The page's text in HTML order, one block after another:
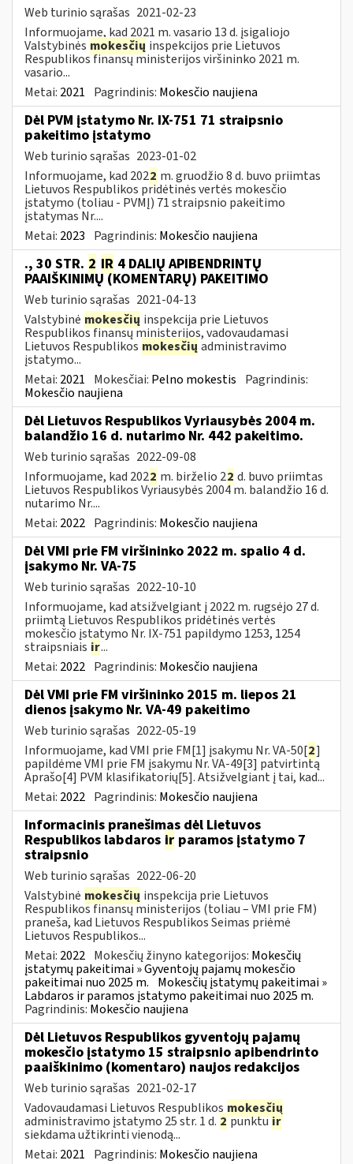
Web turinio sąrašas 2021-02-23
Informuojame, kad 2021 m. vasario 13 d. įsigaliojo
Valstybinės mokesčių inspekcijos prie Lietuvos
Respublikos finansų ministerijos viršininko 2021 m.
vasario...
Metai: 2021 Pagrindinis: Mokesčio naujiena
Dėl PVM įstatymo Nr. IX-751 71 straipsnio
pakeitimo įstatymo
Web turinio sąrašas 2023-01-02
Informuojame, kad 2022 m. gruodžio 8 d. buvo priimtas
Lietuvos Respublikos pridėtinės vertės mokesčio
įstatymo (toliau ­- PVMĮ) 71 straipsnio pakeitimo
įstatymas Nr....
Metai: 2023 Pagrindinis: Mokesčio naujiena
., 30 STR. 2 IR 4 DALIŲ APIBENDRINTŲ
PAAIŠKINIMŲ (KOMENTARŲ) PAKEITIMO
Web turinio sąrašas 2021-04-13
Valstybinė mokesčių inspekcija prie Lietuvos
Respublikos finansų ministerijos, vadovaudamasi
Lietuvos Respublikos mokesčių administravimo
įstatymo...
Metai: 2021 Mokesčiai: Pelno mokestis Pagrindinis:
Mokesčio naujiena
Dėl Lietuvos Respublikos Vyriausybės 2004 m.
balandžio 16 d. nutarimo Nr. 442 pakeitimo.
Web turinio sąrašas 2022-09-08
Informuojame, kad 2022 m. birželio 22 d. buvo priimtas
Lietuvos Respublikos Vyriausybės 2004 m. balandžio 16 d.
nutarimo Nr....
Metai: 2022 Pagrindinis: Mokesčio naujiena
Dėl VMI prie FM viršininko 2022 m. spalio 4 d.
įsakymo Nr. VA-75
Web turinio sąrašas 2022-10-10
Informuojame, kad atsižvelgiant į 2022 m. rugsėjo 27 d.
priimtą Lietuvos Respublikos pridėtinės vertės
mokesčio įstatymo Nr. IX-751 papildymo 1253, 1254
straipsniais ir...
Metai: 2022 Pagrindinis: Mokesčio naujiena
Dėl VMI prie FM viršininko 2015 m. liepos 21
dienos įsakymo Nr. VA-49 pakeitimo
Web turinio sąrašas 2022-05-19
Informuojame, kad VMI prie FM[1] įsakymu Nr. VA-50[2]
papildėme VMI prie FM įsakymu Nr. VA-49[3] patvirtintą
Aprašo[4] PVM klasifikatorių[5]. Atsižvelgiant į tai, kad...
Metai: 2022 Pagrindinis: Mokesčio naujiena
Informacinis pranešimas dėl Lietuvos
Respublikos labdaros ir paramos įstatymo 7
straipsnio
Web turinio sąrašas 2022-06-20
Valstybinė mokesčių inspekcija prie Lietuvos
Respublikos finansų ministerijos (toliau – VMI prie FM)
praneša, kad Lietuvos Respublikos Seimas priėmė
Lietuvos Respublikos...
Metai: 2022 Mokesčių žinyno kategorijos: Mokesčių
įstatymų pakeitimai » Gyventojų pajamų mokesčio
pakeitimai nuo 2025 m. Mokesčių įstatymų pakeitimai »
Labdaros ir paramos įstatymo pakeitimai nuo 2025 m.
Pagrindinis: Mokesčio naujiena
Dėl Lietuvos Respublikos gyventojų pajamų
mokesčio įstatymo 15 straipsnio apibendrinto
paaiškinimo (komentaro) naujos redakcijos
Web turinio sąrašas 2021-02-17
Vadovaudamasi Lietuvos Respublikos mokesčių
administravimo įstatymo 25 str. 1 d. 2punktuir
siekdama užtikrinti vienodą...
Metai: 2021 Pagrindinis: Mokesčio naujiena